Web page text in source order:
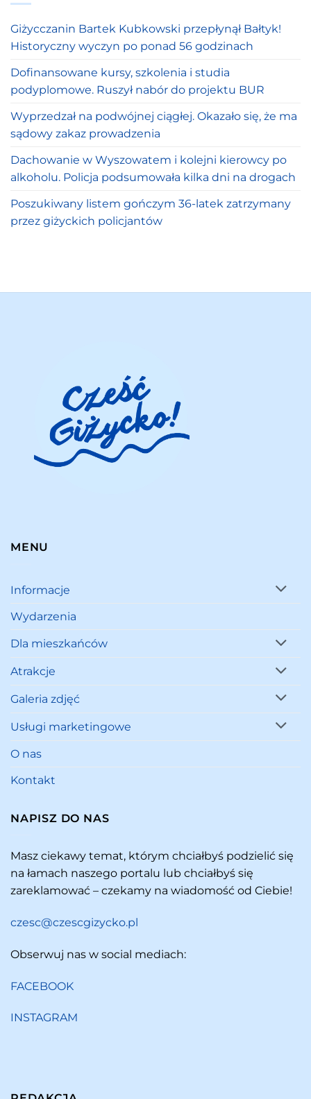
Giżycczanin Bartek Kubkowski przepłynął Bałtyk!
Historyczny wyczyn po ponad 56 godzinach
Dofinansowane kursy, szkolenia i studia
podyplomowe. Ruszył nabór do projektu BUR
Wyprzedzał na podwójnej ciągłej. Okazało się, że ma
sądowy zakaz prowadzenia
Dachowanie w Wyszowatem i kolejni kierowcy po
alkoholu. Policja podsumowała kilka dni na drogach
Poszukiwany listem gończym 36-latek zatrzymany
przez giżyckich policjantów
MENU
Informacje
Wydarzenia
Dla mieszkańców
Atrakcje
Galeria zdjęć
Usługi marketingowe
O nas
Kontakt
NAPISZ DO NAS
Masz ciekawy temat, którym chciałbyś podzielić się
na łamach naszego portalu lub chciałbyś się
zareklamować – czekamy na wiadomość od Ciebie!
czesc@czescgizycko.pl
Obserwuj nas w social mediach:
FACEBOOK
INSTAGRAM